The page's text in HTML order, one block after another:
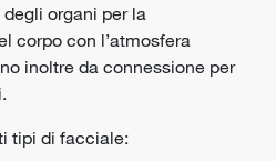
organi per la
corpo con l’atmosfera
inoltre da connessione per
tipi di facciale: